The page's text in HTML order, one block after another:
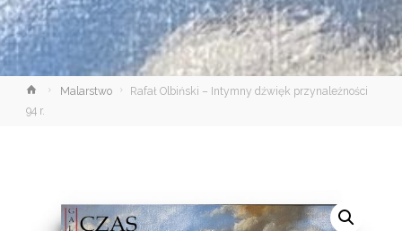
Strona
główna
Malarstwo
Rafał Olbiński – Intymny dźwięk przynależności
94 r.